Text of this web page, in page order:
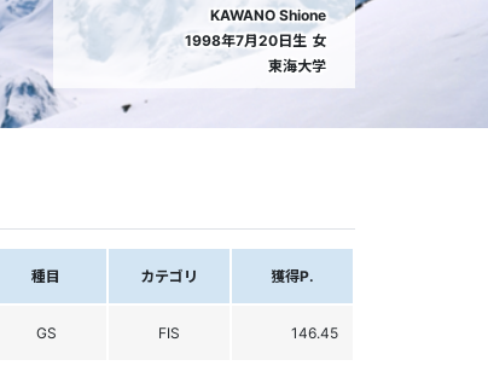
KAWANO Shione
1998年7月20日生 女
東海大学
種目 カテゴリ 獲得P.
GS FIS 146.45